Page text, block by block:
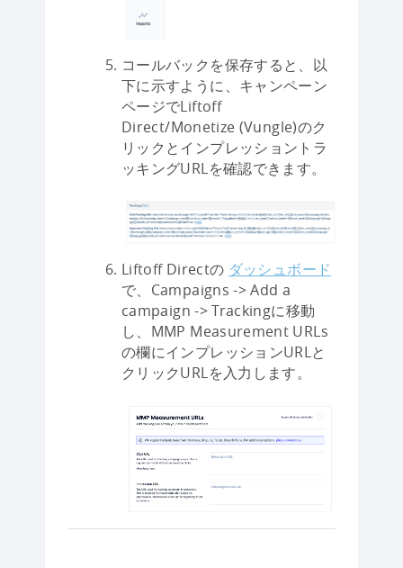
コールバックを保存すると、以
下に示すように、キャンペーン
ページでLiftoff
Direct/Monetize (Vungle)のク
リックとインプレッショントラ
ッキングURLを確認できます。
Liftoff Directの ダッシュボード
で、Campaigns -> Add a
campaign -> Trackingに移動
し、MMP Measurement URLs
の欄にインプレッションURLと
クリックURLを入力します。